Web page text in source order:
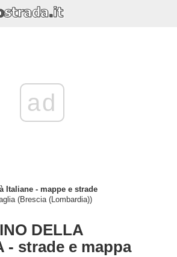
ad
Italiane - mappe e strade
(Brescia (Lombardia))
DELLA
- strade e mappa